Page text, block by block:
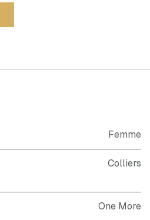
Femme
Colliers
One More